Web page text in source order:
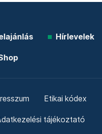
Hírlevelek
Etikai kódex
tájékoztató